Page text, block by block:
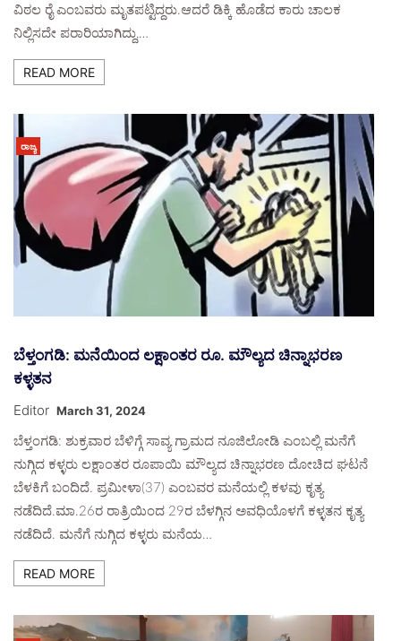
ವಿಠಲ ರೈ ಎಂಬವರು ಮೃತಪಟ್ಟಿದ್ದರು.ಆದರೆ ಡಿಕ್ಕಿ ಹೊಡೆದ ಕಾರು ಚಾಲಕ
ನಿಲ್ಲಿಸದೇ ಪರಾರಿಯಾಗಿದ್ದು,…
READ MORE
ರಾಜ್ಯ
ಬೆಳ್ತಂಗಡಿ: ಮನೆಯಿಂದ ಲಕ್ಷಾಂತರ ರೂ. ಮೌಲ್ಯದ ಚಿನ್ನಾಭರಣ
ಕಳ್ಳತನ
Editor March 31, 2024
ಬೆಳ್ತಂಗಡಿ: ಶುಕ್ರವಾರ ಬೆಳಿಗ್ಗೆ ಸಾವ್ಯ ಗ್ರಾಮದ ನೂಜಿಲೋಡಿ ಎಂಬಲ್ಲಿ ಮನೆಗೆ
ನುಗ್ಗಿದ ಕಳ್ಳರು ಲಕ್ಷಾಂತರ ರೂಪಾಯಿ ಮೌಲ್ಯದ ಚಿನ್ನಾಭರಣ ದೋಚಿದ ಘಟನೆ
ಬೆಳಕಿಗೆ ಬಂದಿದೆ. ಪ್ರಮೀಳಾ(37) ಎಂಬವರ ಮನೆಯಲ್ಲಿ ಕಳವು ಕೃತ್ಯ
ನಡೆದಿದೆ.ಮಾ.26ರ ರಾತ್ರಿಯಿಂದ 29ರ ಬೆಳಗ್ಗಿನ ಅವಧಿಯೊಳಗೆ ಕಳ್ಳತನ ಕೃತ್ಯ
ನಡೆದಿದೆ. ಮನೆಗೆ ನುಗ್ಗಿದ ಕಳ್ಳರು ಮನೆಯ…
READ MORE